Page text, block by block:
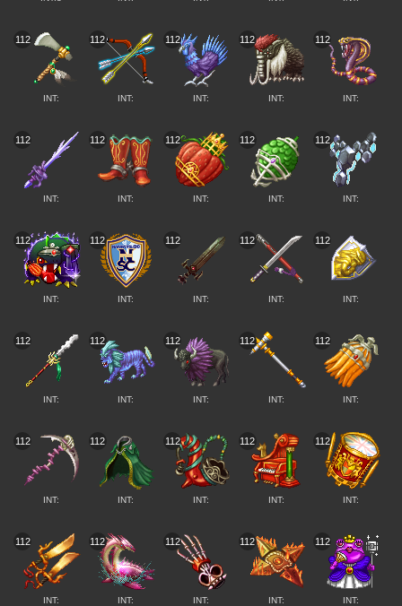
112
INT:
112
INT:
112
INT:
112
INT:
112
INT:
112
INT:
112
INT:
112
INT:
112
INT:
112
INT:
112
INT:
112
INT:
112
INT:
112
INT:
112
INT:
112
INT:
112
INT:
112
INT:
112
INT:
112
INT:
112
INT:
112
INT:
112
INT:
112
INT:
112
INT:
112
INT:
112
INT:
112
INT:
112
INT:
112
INT: